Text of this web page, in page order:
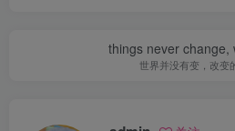
things never change,
世界并没有变，改变